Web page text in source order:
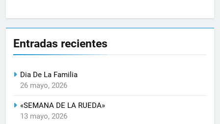
Entradas recientes
Dia De La Familia
26 mayo, 2026
«SEMANA DE LA RUEDA»
13 mayo, 2026